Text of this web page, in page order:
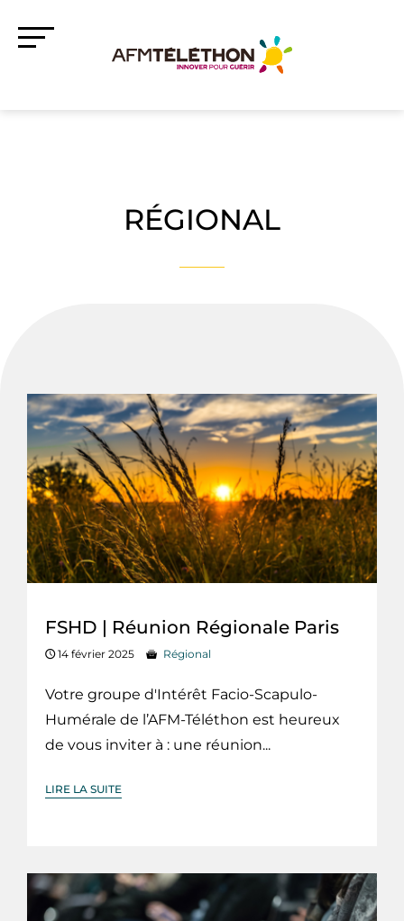
RÉGIONAL
FSHD | Réunion Régionale Paris
14 février 2025 Régional
Votre groupe d'Intérêt Facio-Scapulo-
Humérale de l’AFM-Téléthon est heureux
de vous inviter à : une réunion...
LIRE LA SUITE